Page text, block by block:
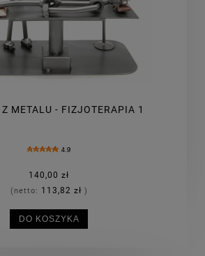
METALU - FIZJOTERAPIA 1
4.9
140,00 zł
(netto: 113,82 zł )
DO KOSZYKA